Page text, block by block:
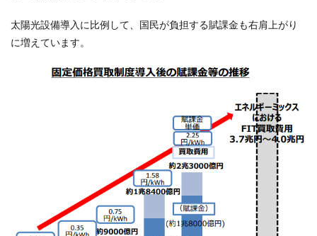
太陽光設備導入に比例して、国民が負担する賦課金も右肩上がり
に増えています。